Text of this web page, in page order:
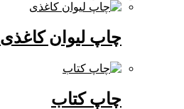
چاپ لیوان کاغذی
چاپ کتاب